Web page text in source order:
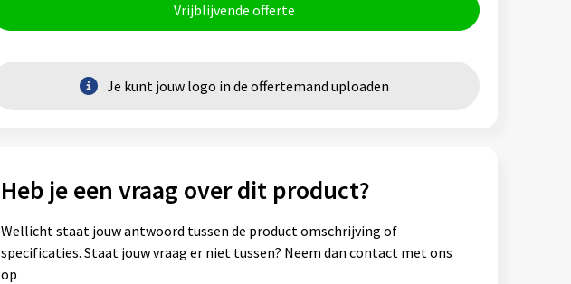
Vrijblijvende offerte
Je kunt jouw logo in de offertemand uploaden
Heb je een vraag over dit product?
Wellicht staat jouw antwoord tussen de product omschrijving of
specificaties. Staat jouw vraag er niet tussen? Neem dan contact met ons
op